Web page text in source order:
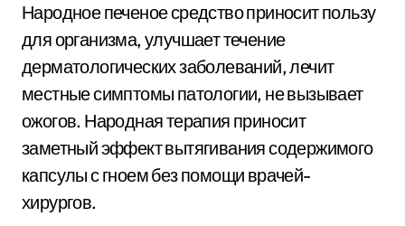
Народное печеное средство приносит пользу
для организма, улучшает течение
дерматологических заболеваний, лечит
местные симптомы патологии, не вызывает
ожогов. Народная терапия приносит
заметный эффект вытягивания содержимого
капсулы с гноем без помощи врачей-
хирургов.